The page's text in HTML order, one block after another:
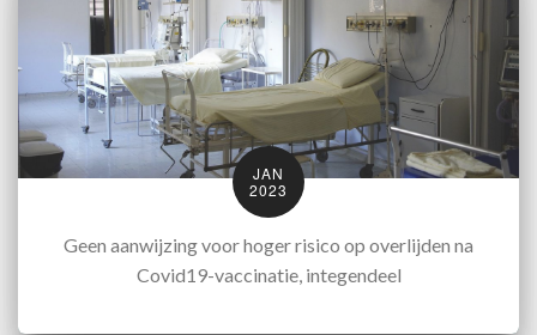
JAN
2023
Geen aanwijzing voor hoger risico op overlijden na
Covid19-vaccinatie, integendeel